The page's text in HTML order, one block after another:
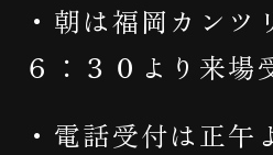
・朝は福岡カンツ
６：３０より来場
・電話受付は正午